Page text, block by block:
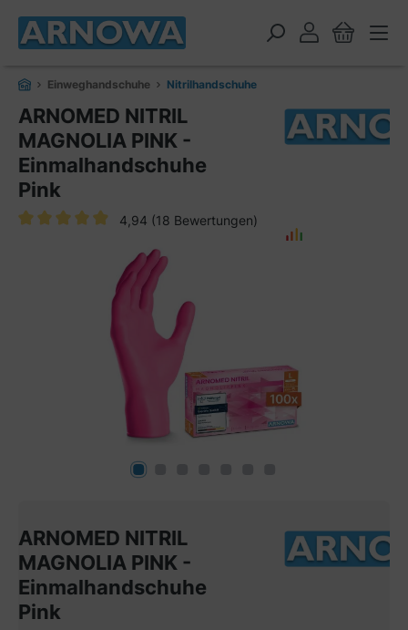
springen
Einweghandschuhe Nitrilhandschuhe
ARNOMED NITRIL
MAGNOLIA PINK -
Einmalhandschuhe
Pink
Durchschnittliche Bewertung von 4.9 von 5 Sternen
4,94 (18 Bewertungen)
Bildergalerie überspringen
ARNOMED NITRIL
MAGNOLIA PINK -
Einmalhandschuhe
Pink